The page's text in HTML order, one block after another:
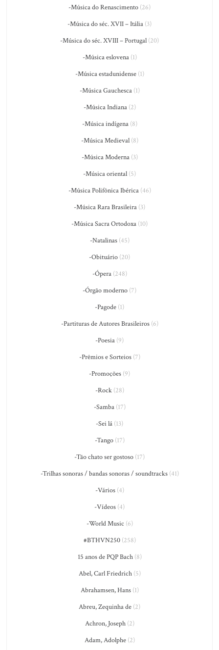
-Música do Renascimento (26)
-Música do séc. XVII – Itália (3)
-Música do séc. XVIII – Portugal (20)
-Música eslovena(1)
-Música estadunidense(1)
-Música Gauchesca(1)
-Música Indiana(2)
-Música indígena(8)
-Música Medieval(8)
-Música Moderna(3)
-Música oriental (5)
-Música Polifônica Ibérica(46)
-Música Rara Brasileira (3)
-Música Sacra Ortodoxa (10)
-Natalinas(45)
-Obituário (20)
-Ópera(248)
-Órgão moderno (7)
-Pagode (1)
-Partituras de Autores Brasileiros(6)
-Poesia (9)
-Prêmios e Sorteios(7)
-Promoções (9)
-Rock(28)
-Samba(17)
-Sei lá (13)
-Tango(17)
-Tão chato ser gostoso (17)
-Trilhas sonoras / bandas sonoras / soundtracks(41)
-Vários(4)
-Vídeos (4)
-World Music (6)
#BTHVN250(258)
15 anos de PQP Bach(8)
Abel, Carl Friedrich(5)
Abrahamsen, Hans(1)
Abreu, Zequinha de (2)
Achron, Joseph(2)
Adam, Adolphe(2)